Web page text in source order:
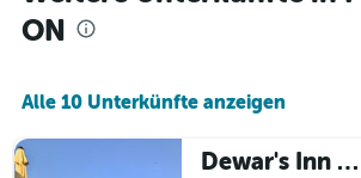
ON
Alle 10 Unterkünfte anzeigen
Dewar's Inn On The River